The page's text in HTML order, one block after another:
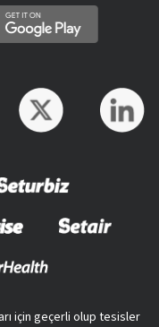
için geçerli olup tesisler